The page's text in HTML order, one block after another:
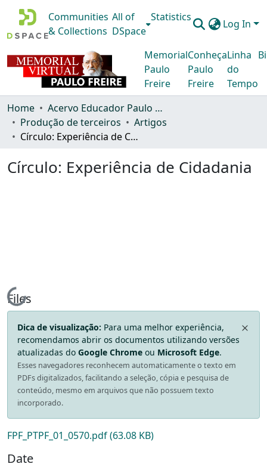
Communities
& Collections
All of
DSpace
Statistics
Log In
Memorial
Paulo
Freire
Conheça
Paulo
Freire
Linha
do
Tempo
Home
Acervo Educador Paulo Freire
Produção de terceiros
Artigos
Círculo: Experiência de Cidadania
Círculo: Experiência de Cidadania
Loading...
Files
Dica de visualização: Para uma melhor experiência,
recomendamos abrir os documentos utilizando versões
atualizadas do Google Chrome ou Microsoft Edge.
Esses navegadores reconhecem automaticamente o texto em
PDFs digitalizados, facilitando a seleção, cópia e pesquisa de
conteúdo, mesmo em arquivos que não possuem texto
incorporado.
FPF_PTPF_01_0570.pdf(63.08 KB)
Date